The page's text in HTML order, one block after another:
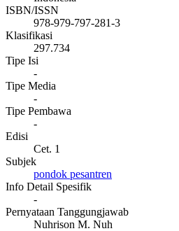
ISBN/ISSN
978-979-797-281-3
Klasifikasi
297.734
Tipe Isi
-
Tipe Media
-
Tipe Pembawa
-
Edisi
Cet. 1
Subjek
pondok pesantren
Info Detail Spesifik
-
Pernyataan Tanggungjawab
Nuhrison M. Nuh